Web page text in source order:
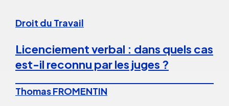
Droit du Travail
Licenciement verbal : dans quels cas
est-il reconnu par les juges ?
Thomas FROMENTIN